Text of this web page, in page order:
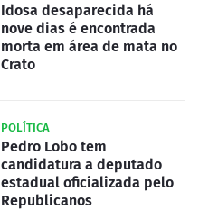
Idosa desaparecida há
nove dias é encontrada
morta em área de mata no
Crato
POLÍTICA
Pedro Lobo tem
candidatura a deputado
estadual oficializada pelo
Republicanos